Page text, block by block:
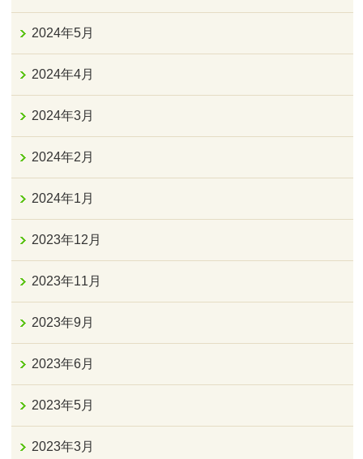
2024年5月
2024年4月
2024年3月
2024年2月
2024年1月
2023年12月
2023年11月
2023年9月
2023年6月
2023年5月
2023年3月